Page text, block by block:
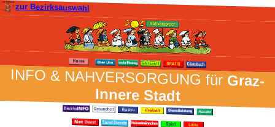
zur Bezirksauswahl
INFO & NAH­VER­SORG­UNG fürGraz-
Innere Stadt